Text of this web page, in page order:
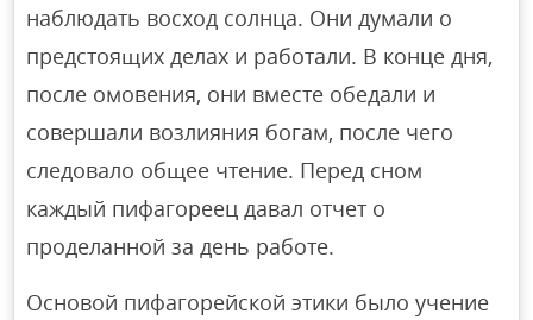
наблюдать восход солнца. Они думали о
предстоящих делах и работали. В конце дня,
после омовения, они вместе обедали и
совершали возлияния богам, после чего
следовало общее чтение. Перед сном
каждый пифагореец давал отчет о
проделанной за день работе.
Основой пифагорейской этики было учение